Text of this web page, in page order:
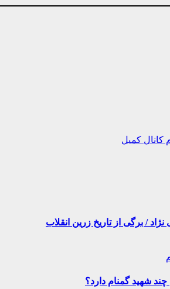
کانال کمیل
/ برگی از تاریخ زرین انقلاب
شهید گمنام دارد؟